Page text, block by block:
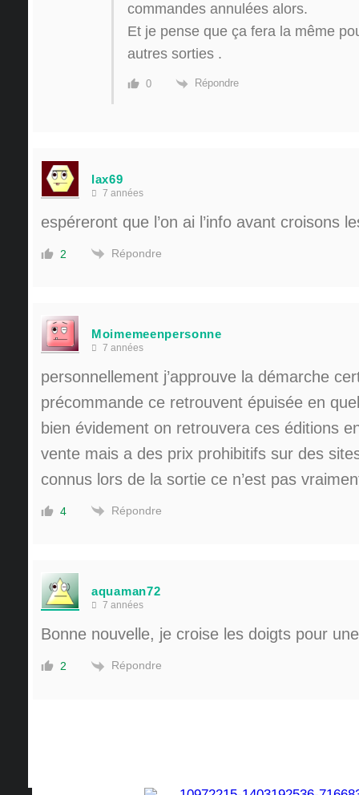
commandes annulées alors.
Et je pense que ça fera la même
autres sorties .
0 Répondre
lax69
7 années
espéreront que l’on ai l’info avant croisons
2 Répondre
Moimemeenpersonne
7 années
personnellement j’approuve la démarche
précommande ce retrouvent épuisée en
bien évidement on retrouvera ces éditions
vente mais a des prix prohibitifs sur des
connus lors de la sortie ce n’est pas
4 Répondre
aquaman72
7 années
Bonne nouvelle, je croise les doigts pour
2 Répondre